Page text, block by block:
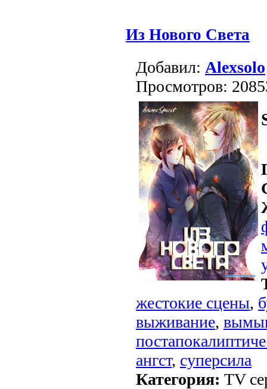
Из Нового Света
Добавил: Alexsolo
Просмотров:
жестокие сцены,
выживание,
ангст, суперсила
Категория: TV